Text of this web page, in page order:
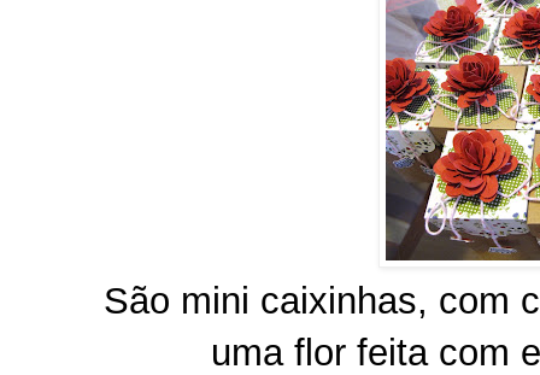
São mini caixinhas, com
uma flor feita com